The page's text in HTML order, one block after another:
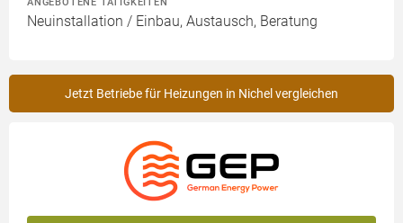
Neuinstallation / Einbau, Austausch, Beratung
Jetzt Betriebe für Heizungen in Nichel vergleichen